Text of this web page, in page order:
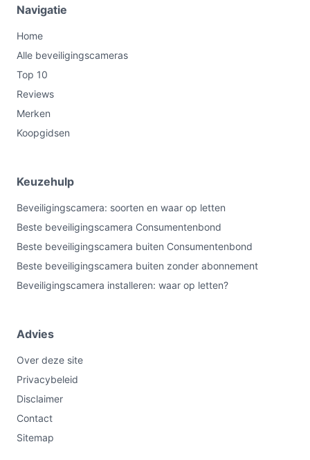
Navigatie
Home
Alle beveiligingscameras
Top 10
Reviews
Merken
Koopgidsen
Keuzehulp
Beveiligingscamera: soorten en waar op letten
Beste beveiligingscamera Consumentenbond
Beste beveiligingscamera buiten Consumentenbond
Beste beveiligingscamera buiten zonder abonnement
Beveiligingscamera installeren: waar op letten?
Advies
Over deze site
Privacybeleid
Disclaimer
Contact
Sitemap